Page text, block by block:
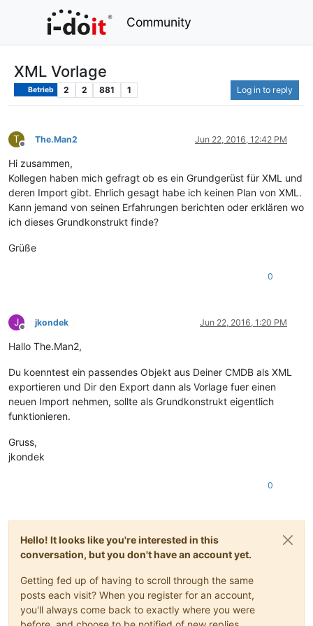
Community
XML Vorlage
Betrieb 2 2 881 1 Log in to reply
T
Offline
The.Man2 Jun 22, 2016, 12:42 PM
Hi zusammen,
Kollegen haben mich gefragt ob es ein Grundgerüst für XML und
deren Import gibt. Ehrlich gesagt habe ich keinen Plan von XML.
Kann jemand von seinen Erfahrungen berichten oder erklären wo
ich dieses Grundkonstrukt finde?
Grüße
0
J
Offline
jkondek Jun 22, 2016, 1:20 PM
Hallo The.Man2,
Du koenntest ein passendes Objekt aus Deiner CMDB als XML
exportieren und Dir den Export dann als Vorlage fuer einen
neuen Import nehmen, sollte als Grundkonstrukt eigentlich
funktionieren.
Gruss,
jkondek
0
Hello! It looks like you're interested in this
conversation, but you don't have an account yet.
Getting fed up of having to scroll through the same
posts each visit? When you register for an account,
you'll always come back to exactly where you were